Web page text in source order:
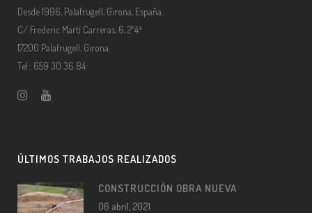
Desde 1996, Palafrugell, Girona, España.
C/ Frederic Martí Carreras, 6, 2º4ª
17200 Palafrugell, Girona
Tel.: 659 30 36 84
ÚLTIMOS TRABAJOS REALIZADOS
CONSTRUCCIÓN OBRA NUEVA
06 abril, 2021